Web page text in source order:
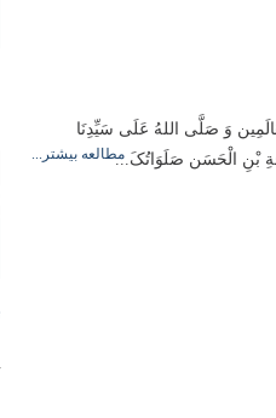
وَ صَلَّی اللهُ عَلَی سَیِّدِنَا
بْنِ الْحَسَن صَلَوَاتُکَ...مطالعه بیشتر...